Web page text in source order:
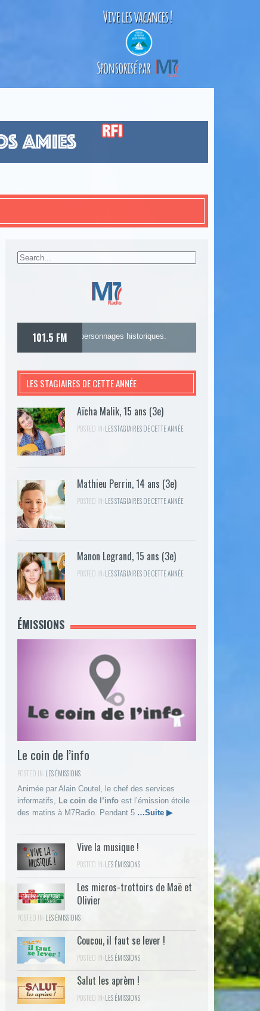
LA VIE DANS L’ESPACEDANS IL FAUT SE LEVER
101.5 FM
personnages historiques.
LES STAGIAIRES DE CETTE ANNÉE
Aïcha Malik, 15 ans (3e)
POSTED IN:LES STAGIAIRES DE CETTE ANNÉE
Mathieu Perrin, 14 ans (3e)
POSTED IN:LES STAGIAIRES DE CETTE ANNÉE
Manon Legrand, 15 ans (3e)
POSTED IN:LES STAGIAIRES DE CETTE ANNÉE
ÉMISSIONS
Le coin de l’info
POSTED IN:LES ÉMISSIONS
Animée par Alain Coutel, le chef des services
informatifs, Le coin de l’info est l’émission étoile
des matins à M7Radio. Pendant 5 …Suite ▶
Vive la musique !
POSTED IN:LES ÉMISSIONS
Les micros-trottoirs de Maë et
Olivier
POSTED IN:LES ÉMISSIONS
Coucou, il faut se lever !
POSTED IN:LES ÉMISSIONS
Salut les aprèm !
POSTED IN:LES ÉMISSIONS